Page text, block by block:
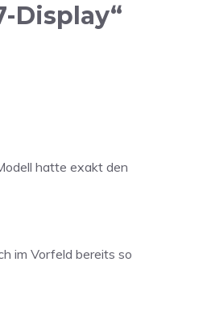
Display“
hatte exakt den
im Vorfeld bereits so